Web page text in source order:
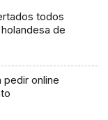
todos
de
online